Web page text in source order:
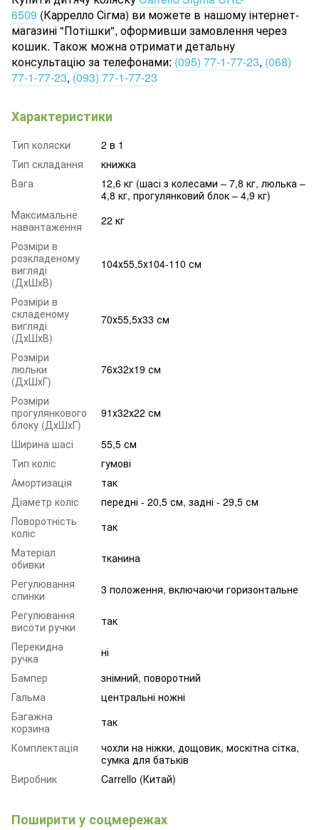
6509 (Каррелло Сігма) ви можете в нашому інтернет-
магазині "Потішки", оформивши замовлення через
кошик. Також можна отримати детальну
консультацію за телефонами: (095) 77-1-77-23, (068)
77-1-77-23, (093) 77-1-77-23
Характеристики
Тип коляски
2 в 1
Тип складання
книжка
Вага
12,6 кг (шасі з колесами – 7,8 кг, люлька –
4,8 кг, прогулянковий блок – 4,9 кг)
Максимальне
навантаження
22 кг
Розміри в
розкладеному
вигляді
(ДхШхВ)
104х55,5х104-110 см
Розміри в
складеному
вигляді
(ДхШхВ)
70х55,5х33 см
Розміри
люльки
(ДхШхГ)
76х32х19 см
Розміри
прогулянкового
блоку (ДхШхГ)
91х32х22 см
Ширина шасі
55,5 см
Тип коліс
гумові
Амортизація
так
Діаметр коліс
передні - 20,5 см, задні - 29,5 см
Поворотність
коліс
так
Матеріал
обивки
тканина
Регулювання
спинки
3 положення, включаючи горизонтальне
Регулювання
висоти ручки
так
Перекидна
ручка
ні
Бампер
знімний, поворотний
Гальма
центральні ножні
Багажна
корзина
так
Комплектація
чохли на ніжки, дощовик, москітна сітка,
сумка для батьків
Виробник
Carrello (Китай)
Поширити у соцмережах